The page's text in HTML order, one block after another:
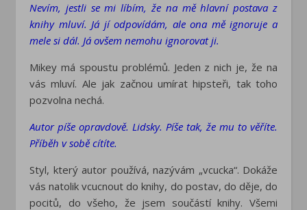
Nevím, jestli se mi líbím, že na mě hlavní postava z
knihy mluví. Já jí odpovídám, ale ona mě ignoruje a
mele si dál. Já ovšem nemohu ignorovat ji.
Mikey má spoustu problémů. Jeden z nich je, že na
vás mluví. Ale jak začnou umírat hipsteři, tak toho
pozvolna nechá.
Autor píše opravdově. Lidsky. Píše tak, že mu to věříte.
Příběh v sobě cítíte.
Styl, který autor používá, nazývám „vcucka“. Dokáže
vás natolik vcucnout do knihy, do postav, do děje, do
pocitů, do všeho, že jsem součástí knihy. Všemi